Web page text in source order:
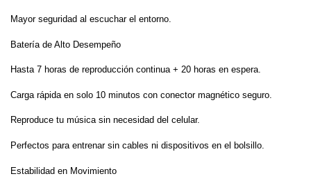
Mayor seguridad al escuchar el entorno.
Batería de Alto Desempeño
Hasta 7 horas de reproducción continua + 20 horas en espera.
Carga rápida en solo 10 minutos con conector magnético seguro.
Reproduce tu música sin necesidad del celular.
Perfectos para entrenar sin cables ni dispositivos en el bolsillo.
Estabilidad en Movimiento